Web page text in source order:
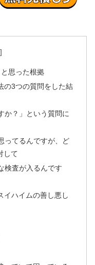
思った根拠
の3つの質問をした結
か？」という質問に
ってるんですが、ど
して
検査が入るんです
イハイムの善し悪し